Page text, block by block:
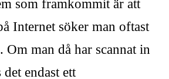
som framkommit är att
Internet söker man oftast
Om man då har scannat in
endast ett